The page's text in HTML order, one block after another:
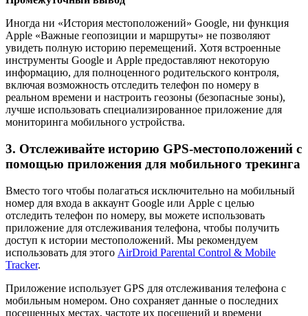
Иногда ни «История местоположений» Google, ни функция
Apple «Важные геопозиции и маршруты» не позволяют
увидеть полную историю перемещений. Хотя встроенные
инструменты Google и Apple предоставляют некоторую
информацию, для полноценного родительского контроля,
включая возможность отследить телефон по номеру в
реальном времени и настроить геозоны (безопасные зоны),
лучше использовать специализированное приложение для
мониторинга мобильного устройства.
3. Отслеживайте историю GPS-местоположений с
помощью приложения для мобильного трекинга
Вместо того чтобы полагаться исключительно на мобильный
номер для входа в аккаунт Google или Apple с целью
отследить телефон по номеру, вы можете использовать
приложение для отслеживания телефона, чтобы получить
доступ к истории местоположений. Мы рекомендуем
использовать для этого AirDroid Parental Control & Mobile
Tracker.
Приложение использует GPS для отслеживания телефона с
мобильным номером. Оно сохраняет данные о последних
посещенных местах, частоте их посещений и времени